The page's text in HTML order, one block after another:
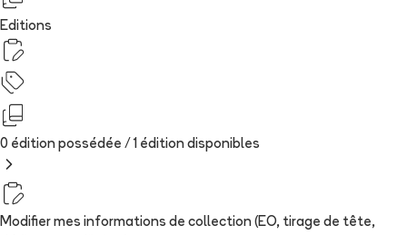
Editions
0 édition possédée / 1 édition disponibles
Modifier mes informations de collection (EO, tirage de tête,